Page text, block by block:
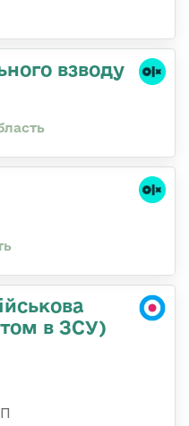
взводу
в ЗСУ)